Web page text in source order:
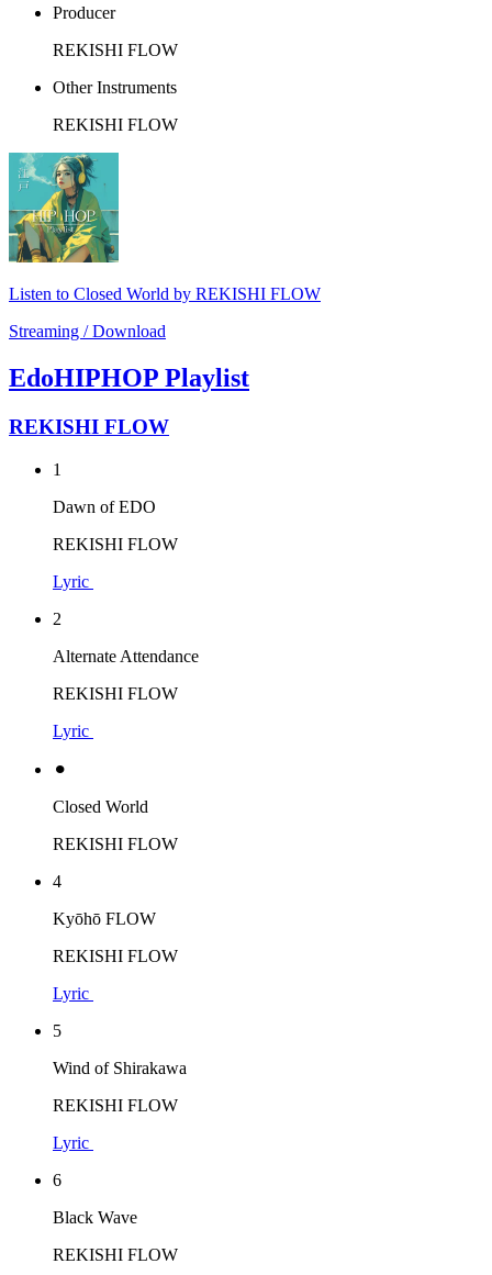
Producer
REKISHI FLOW
Other Instruments
REKISHI FLOW
Listen to Closed World by REKISHI FLOW
Streaming / Download
EdoHIPHOP Playlist
REKISHI FLOW
1
Dawn of EDO
REKISHI FLOW
Lyric
2
Alternate Attendance
REKISHI FLOW
Lyric
⚫︎
Closed World
REKISHI FLOW
4
Kyōhō FLOW
REKISHI FLOW
Lyric
5
Wind of Shirakawa
REKISHI FLOW
Lyric
6
Black Wave
REKISHI FLOW